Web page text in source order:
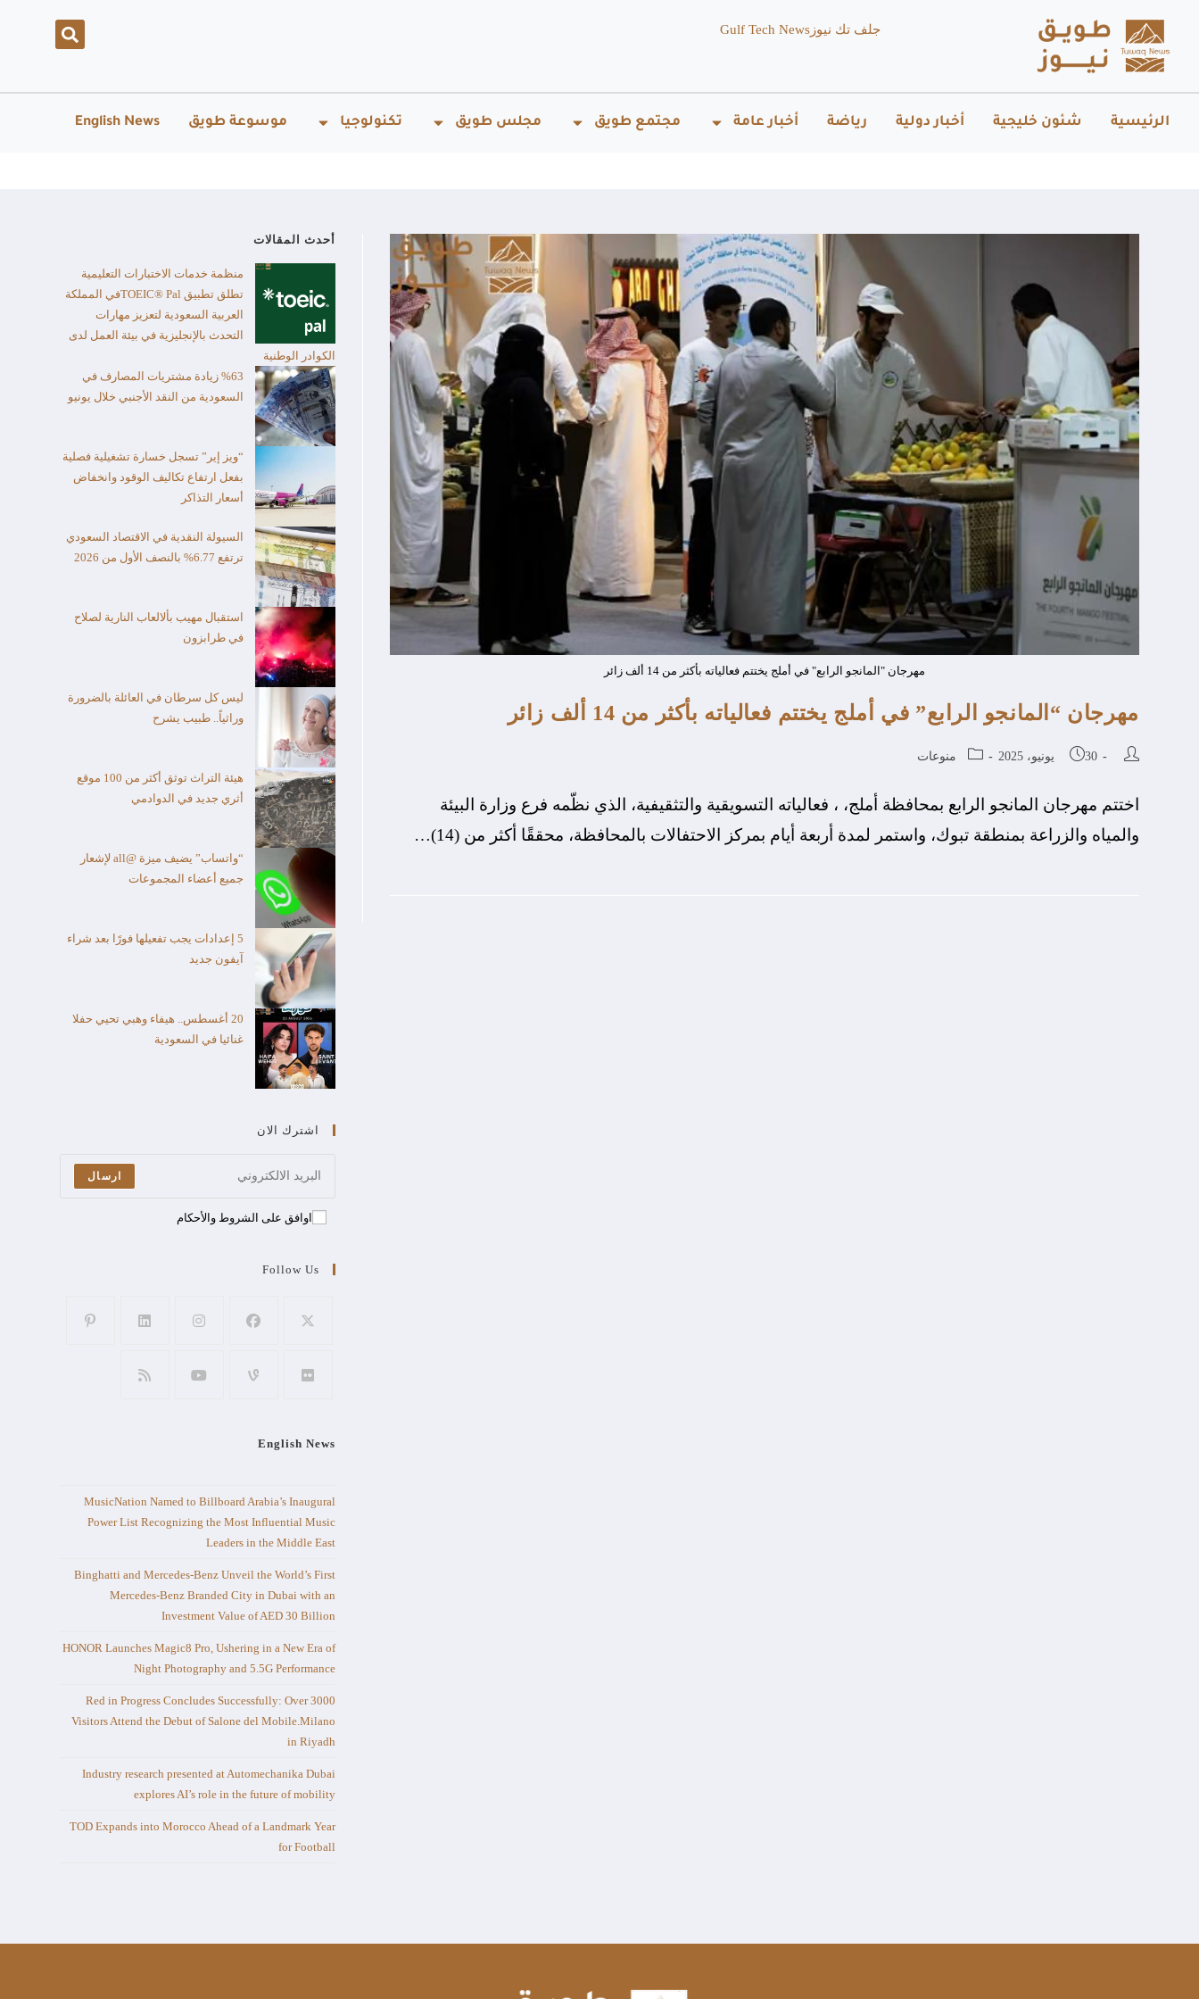
جلف تك نيوز Gulf Tech News
الرئيسية شئون خليجية أخبار دولية رياضة أخبار عامة مجتمع طويق مجلس طويق تكنولوجيا موسوعة طويق English News
مهرجان "المانجو الرابع" في أملج يختتم فعالياته بأكثر من 14 ألف زائر
مهرجان “المانجو الرابع” في أملج يختتم فعالياته بأكثر من 14 ألف زائر
30 يونيو، 2025 منوعات
اختتم مهرجان المانجو الرابع بمحافظة أملج، ، فعالياته التسويقية والتثقيفية، الذي نظّمه فرع وزارة البيئة
والمياه والزراعة بمنطقة تبوك، واستمر لمدة أربعة أيام بمركز الاحتفالات بالمحافظة، محققًا أكثر من (14)…
أحدث المقالات
منظمة خدمات الاختبارات التعليمية
تطلق تطبيق TOEIC® Palفي المملكة
العربية السعودية لتعزيز مهارات
التحدث بالإنجليزية في بيئة العمل لدى
الكوادر الوطنية
%63 زيادة مشتريات المصارف في
السعودية من النقد الأجنبي خلال يونيو
“ويز إير” تسجل خسارة تشغيلية فصلية
بفعل ارتفاع تكاليف الوقود وانخفاض
أسعار التذاكر
السيولة النقدية في الاقتصاد السعودي
ترتفع 6.77% بالنصف الأول من 2026
استقبال مهيب بألالعاب النارية لصلاح
في طرابزون
ليس كل سرطان في العائلة بالضرورة
وراثياً.. طبيب يشرح
هيئة التراث توثق أكثر من 100 موقع
أثري جديد في الدوادمي
“واتساب” يضيف ميزة @all لإشعار
جميع أعضاء المجموعات
5 إعدادات يجب تفعيلها فورًا بعد شراء
آيفون جديد
20 أغسطس.. هيفاء وهبي تحيي حفلا
غنائيا في السعودية
اشترك الان
ارسال
اوافق على الشروط والأحكام
Follow Us
English News
MusicNation Named to Billboard Arabia’s Inaugural
Power List Recognizing the Most Influential Music
Leaders in the Middle East
Binghatti and Mercedes-Benz Unveil the World’s First
Mercedes-Benz Branded City in Dubai with an
Investment Value of AED 30 Billion
HONOR Launches Magic8 Pro, Ushering in a New Era of
Night Photography and 5.5G Performance
Red in Progress Concludes Successfully: Over 3000
Visitors Attend the Debut of Salone del Mobile.Milano
in Riyadh
Industry research presented at Automechanika Dubai
explores AI’s role in the future of mobility
TOD Expands into Morocco Ahead of a Landmark Year
for Football